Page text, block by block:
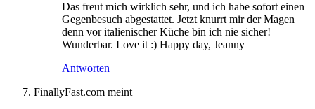
Das freut mich wirklich sehr, und ich habe sofort einen
Gegenbesuch abgestattet. Jetzt knurrt mir der Magen
denn vor italienischer Küche bin ich nie sicher!
Wunderbar. Love it :) Happy day, Jeanny
Antworten
FinallyFast.com meint